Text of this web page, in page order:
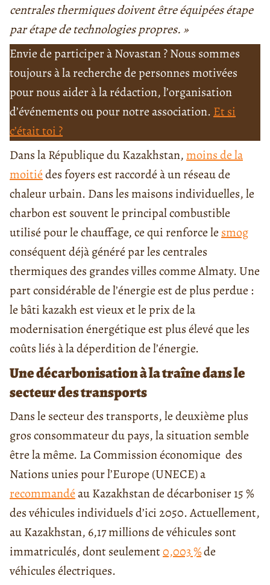
centrales thermiques doivent être équipées étape
par étape de technologies propres. »
Envie de participer à Novastan ? Nous sommes
toujours à la recherche de personnes motivées
pour nous aider à la rédaction, l’organisation
d’événements ou pour notre association. Et si
c’était toi ?
Dans la République du Kazakhstan,moins de la
moitiédes foyers est raccordé à un réseau de
chaleur urbain. Dans les maisons individuelles, le
charbon est souvent le principal combustible
utilisé pour le chauffage, ce qui renforce le smog
conséquent déjà généré par les centrales
thermiques des grandes villes comme Almaty. Une
part considérable de l’énergie est de plus perdue :
le bâti kazakh est vieux et le prix de la
modernisation énergétique est plus élevé que les
coûts liés à la déperdition de l’énergie.
Une décarbonisation à la traîne dans le
secteur des transports
Dans le secteur des transports, le deuxième plus
gros consommateur du pays, la situation semble
être la même. La Commission économique des
Nations unies pour l’Europe (UNECE) a
recommandéau Kazakhstan de décarboniser 15 %
des véhicules individuels d’ici 2050. Actuellement,
au Kazakhstan, 6,17 millions de véhicules sont
immatriculés, dont seulement0,003 %de
véhicules électriques.